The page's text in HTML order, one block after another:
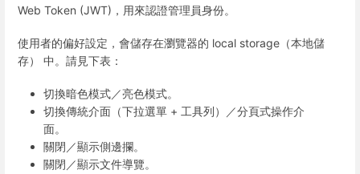
Web Token (JWT)，用來認證管理員身份。
使用者的偏好設定，會儲存在瀏覽器的 local storage（本地儲
存） 中。請見下表：
切換暗色模式／亮色模式。
切換傳統介面（下拉選單 + 工具列）／分頁式操作介
面。
關閉／顯示側邊攔。
關閉／顯示文件導覽。